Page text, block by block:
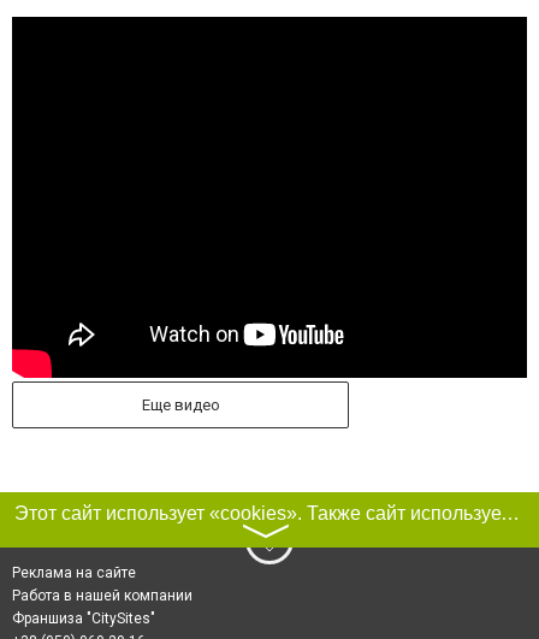
Еще видео
Этот сайт использует «cookies». Также сайт использует интернет-сервис для сбора технических данных касательно посетителей с целью получения маркетинговой и статистической информации. Условия обработки данных посетителей сайта см.
〉
Реклама на сайте
Работа в нашей компании
Франшиза "CitySites"